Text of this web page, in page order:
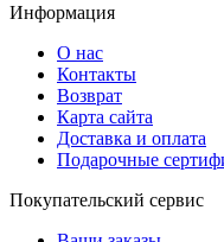
Информация
О нас
Контакты
Возврат
Карта сайта
Доставка и оплата
Подарочные
Покупательский сервис